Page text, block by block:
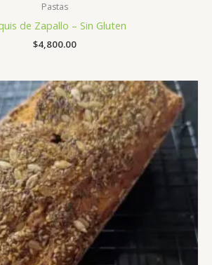
Pastas
de Zapallo – Sin Gluten
$4,800.00